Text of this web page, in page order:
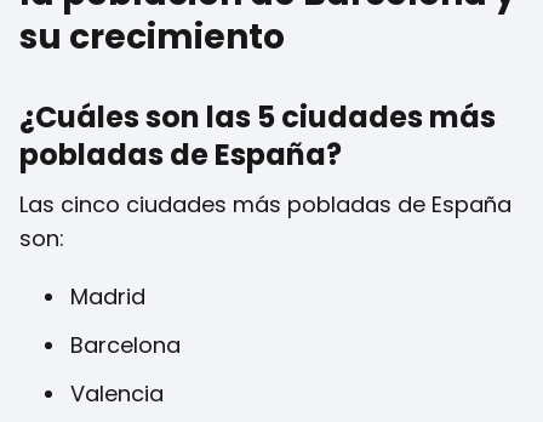
su crecimiento
¿Cuáles son las 5 ciudades más
pobladas de España?
Las cinco ciudades más pobladas de España
son:
Madrid
Barcelona
Valencia